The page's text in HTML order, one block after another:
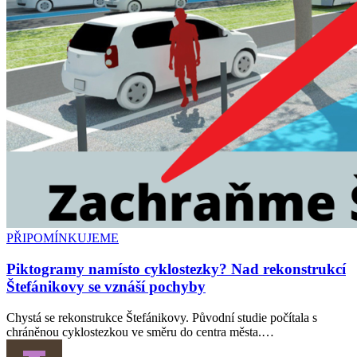
PŘIPOMÍNKUJEME
Piktogramy namísto cyklostezky? Nad rekonstrukcí
Štefánikovy se vznáší pochyby
Chystá se rekonstrukce Štefánikovy. Původní studie počítala s
chráněnou cyklostezkou ve směru do centra města.…